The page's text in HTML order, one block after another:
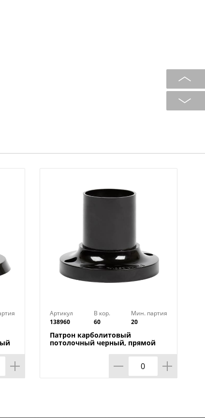
Артикул
138960
В кор.
60
Мин. партия
20
Патрон карболитовый
потолочный черный, прямой